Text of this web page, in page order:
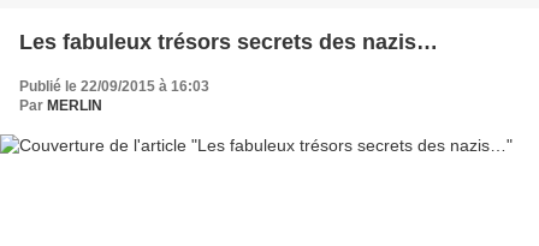
Les fabuleux trésors secrets des nazis…
Publié le 22/09/2015 à 16:03
Par MERLIN